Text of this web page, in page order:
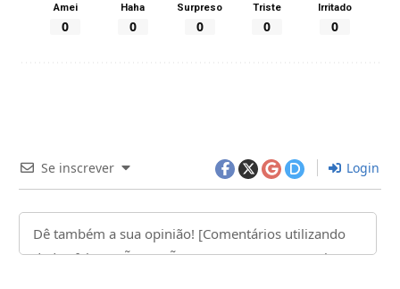
Amei
0
Haha
0
Surpreso
0
Triste
0
Irritado
0
Se inscrever Login